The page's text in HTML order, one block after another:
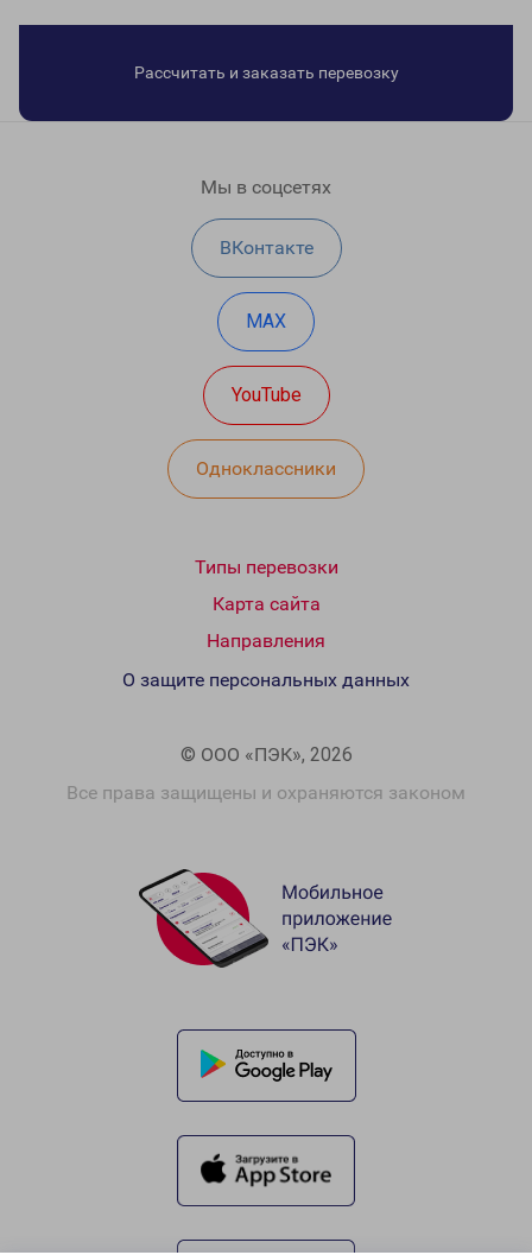
Рассчитать и заказать перевозку
Мы в соцсетях
ВКонтакте
MAX
YouTube
Одноклассники
Типы перевозки
Карта сайта
Направления
© ООО «ПЭК», 2026
Все права защищены и охраняются законом
О защите персональных данных